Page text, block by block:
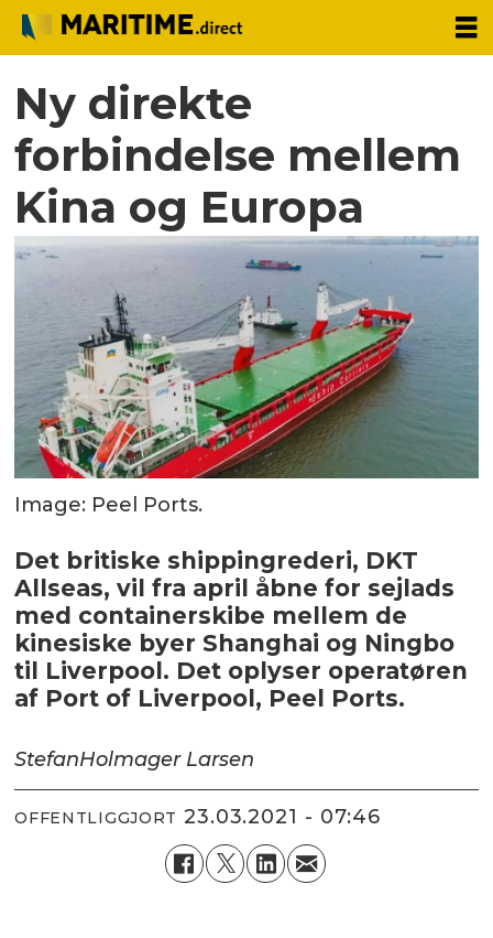
Ny direkte
forbindelse mellem
Kina og Europa
Image: Peel Ports.
Det britiske shippingrederi, DKT
Allseas, vil fra april åbne for sejlads
med containerskibe mellem de
kinesiske byer Shanghai og Ningbo
til Liverpool. Det oplyser operatøren
af Port of Liverpool, Peel Ports.
StefanHolmager Larsen
OFFENTLIGGJORT 23.03.2021 - 07:46